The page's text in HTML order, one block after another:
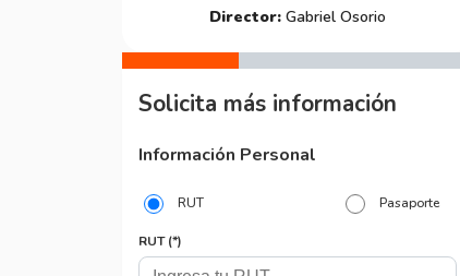
Director: Gabriel Osorio